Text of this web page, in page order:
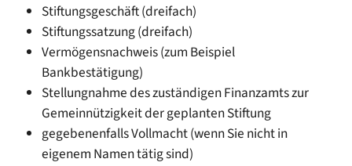
Stiftungsgeschäft (dreifach)
Stiftungssatzung (dreifach)
Vermögensnachweis (zum Beispiel
Bankbestätigung)
Stellungnahme des zuständigen Finanzamts zur
Gemeinnützigkeit der geplanten Stiftung
gegebenenfalls Vollmacht (wenn Sie nicht in
eigenem Namen tätig sind)